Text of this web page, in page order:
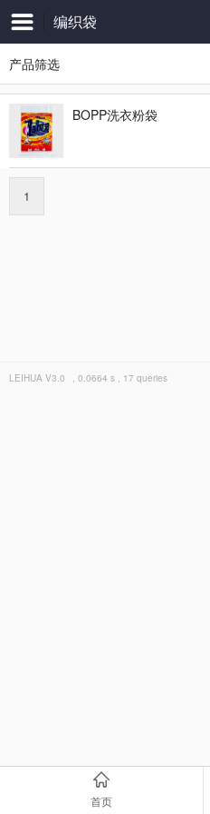
编织袋
产品筛选
BOPP洗衣粉袋
1
LEIHUA V3.0 , 0.0664 s , 17 queries
首页